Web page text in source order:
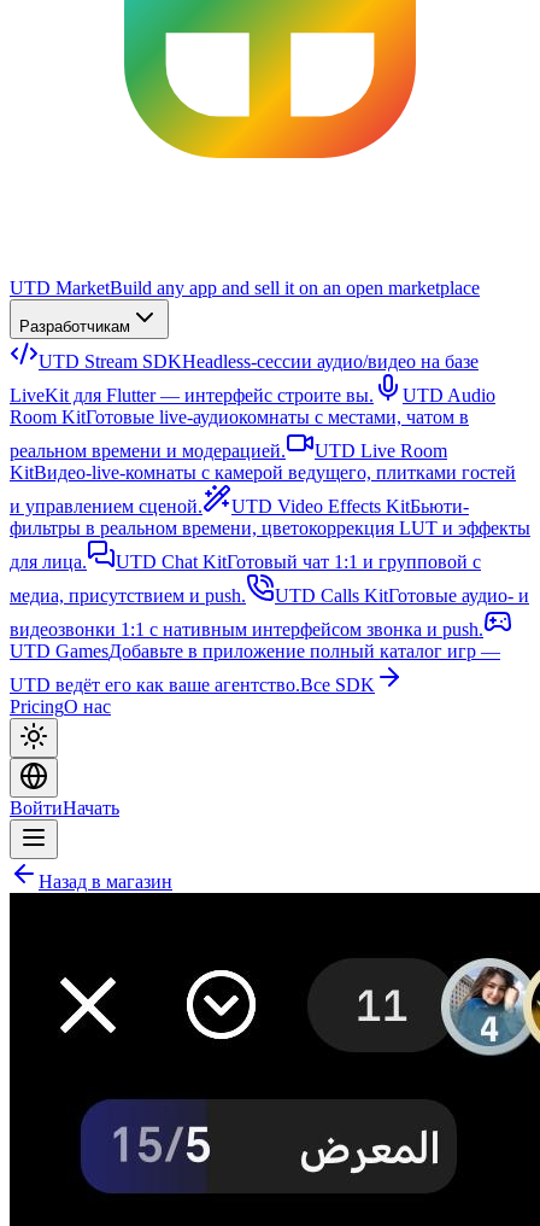
UTD MarketBuild any app and sell it on an open marketplace
Разработчикам
UTD Stream SDKHeadless-сессии аудио/видео на базе
LiveKit для Flutter — интерфейс строите вы.
UTD Audio
Room KitГотовые live-аудиокомнаты с местами, чатом в
реальном времени и модерацией.
UTD Live Room
KitВидео-live-комнаты с камерой ведущего, плитками гостей
и управлением сценой.
UTD Video Effects KitБьюти-
фильтры в реальном времени, цветокоррекция LUT и эффекты
для лица.
UTD Chat KitГотовый чат 1:1 и групповой с
медиа, присутствием и push.
UTD Calls KitГотовые аудио- и
видеозвонки 1:1 с нативным интерфейсом звонка и push.
UTD GamesДобавьте в приложение полный каталог игр —
UTD ведёт его как ваше агентство.Все SDK
PricingО нас
ВойтиНачать
Назад в магазин